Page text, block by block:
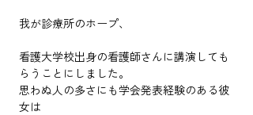
我が診療所のホープ、
看護大学校出身の看護師さんに講演しても
らうことにしました。
思わぬ人の多さにも学会発表経験のある彼
女は